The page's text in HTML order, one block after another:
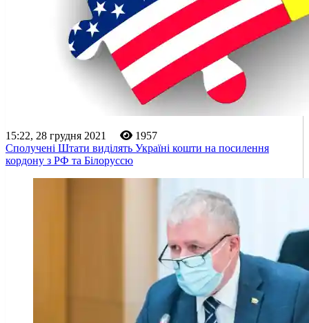
15:22, 28 грудня 2021
1957
Сполучені Штати виділять Україні кошти на посилення
кордону з РФ та Білоруссю